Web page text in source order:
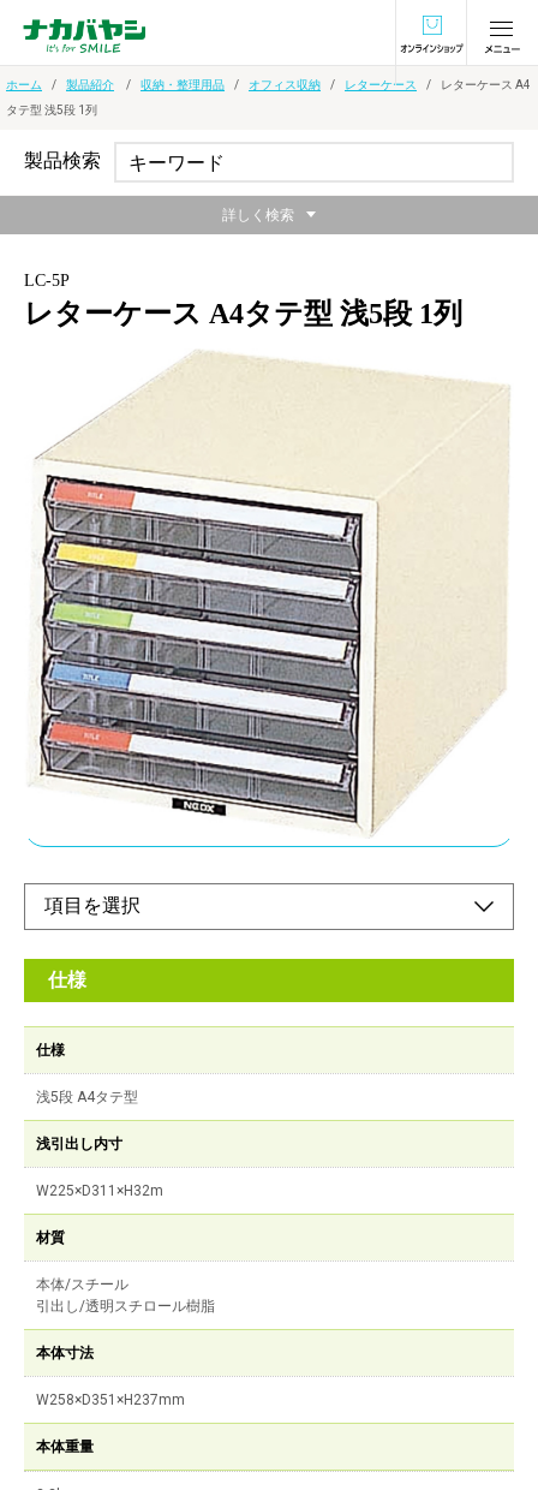
オンラインショ
ホーム 製品紹介 収納・整理用品 オフィス収納 レターケース
レターケース A4
タテ型 浅5段 1列
LC-5P
レターケース A4タテ型 浅5段 1列
浅5段 A4タテ型
メーカー希望小売価格：
¥10,400+ 税
カラー分類でスピィーディな書類整理。見出し部は45度の傾斜付
きです。立ったままでも見出しカードが一目で読みとれます。・
8通りに使える見出しカード付。見出しカードは2種類の折り方に
より、8通りに使い分けることができます。
オンラインショップ
仕様
仕様
浅5段 A4タテ型
浅引出し内寸
W225×D311×H32m
材質
本体/スチール
引出し/透明スチロール樹脂
本体寸法
W258×D351×H237mm
本体重量
製品検索
詳しく検索